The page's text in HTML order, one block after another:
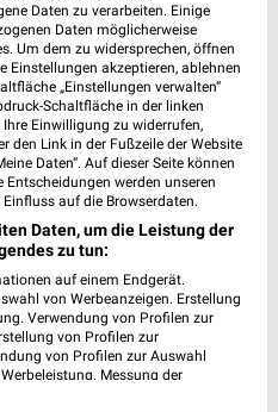
Partenkirchen
- 11
Uhr |
Geschlossen
Uhr | Geschlossen
Daten zu verarbeiten. Einige
Daten möglicherweise
Um dem zu widersprechen, öffnen
Einstellungen akzeptieren, ablehnen
„Einstellungen verwalten“
Schaltfläche in der linken
Einwilligung zu widerrufen,
den Link in der Fußzeile der Website
Daten“. Auf dieser Seite können
Entscheidungen werden unseren
auf die Browserdaten.
Daten, um die Leistung der
zu tun:
auf einem Endgerät.
von Werbeanzeigen. Erstellung
Verwendung von Profilen zur
von Profilen zur
von Profilen zur Auswahl
Messung der